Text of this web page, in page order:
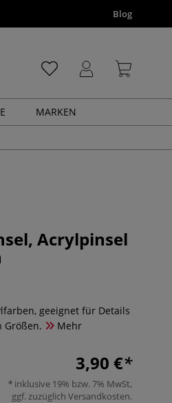
Blog
MARKEN
Acrylpinsel
geeignet für Details
Größen.
Mehr
3,90 €
inklusive 19% bzw. 7% MwSt,
ggf. zuzüglich Versandkosten.